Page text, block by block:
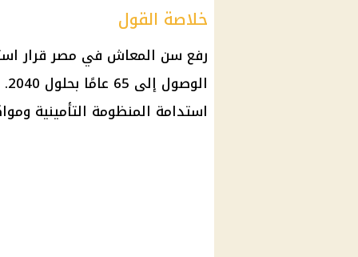
خلاصة القول
رفع سن المعاش في مصرقرار
الوصول إلى 65 عامًا بحلول 2040. ويشمل
استدامة المنظومة التأمينية